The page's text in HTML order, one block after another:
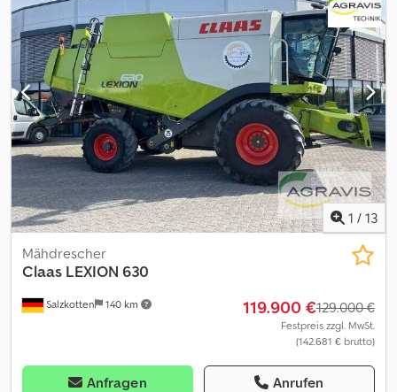
Frontscheibe SCHNEIDWERK C540 Gebr. Claas Schneidwerk
C540 Transportwagen VIN:88970114
1 / 13
Salzkotten 140 km
Mähdrescher
Claas LEXION 630
119.900 €129.000 €
Festpreis zzgl. MwSt.
(142.681 € brutto)
Anfragen Anrufen